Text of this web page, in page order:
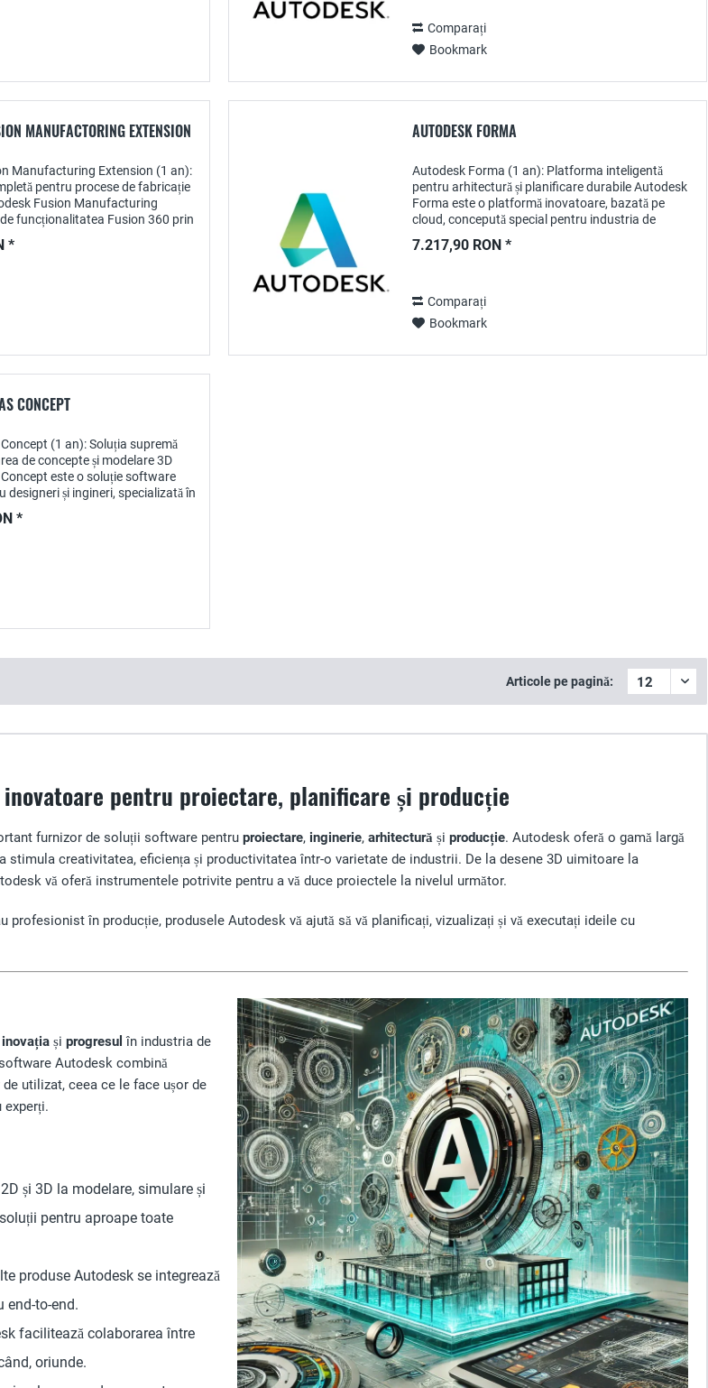
Comparați
Bookmark
MANUFACTORING EXTENSION
Manufacturing Extension (1 an):
pentru procese de fabricație
Fusion Manufacturing
funcționalitatea Fusion 360 prin
*
AUTODESK FORMA
Autodesk Forma (1 an): Platforma inteligentă
pentru arhitectură și planificare durabile Autodesk
Forma este o platformă inovatoare, bazată pe
cloud, concepută special pentru industria de
7.217,90 RON *
Comparați
Bookmark
CONCEPT
(1 an): Soluția supremă
de concepte și modelare 3D
este o soluție software
designeri și ingineri, specializată în
*
Articole pe pagină:
pentru proiectare, planificare și producție
furnizor de soluții software pentru proiectare, inginerie, arhitectură și producție. Autodesk oferă o gamă largă
stimula creativitatea, eficiența și productivitatea într-o varietate de industrii. De la desene 3D uimitoare la
vă oferă instrumentele potrivite pentru a vă duce proiectele la nivelul următor.
profesionist în producție, produsele Autodesk vă ajută să vă planificați, vizualizați și vă executați ideile cu
inovația și progresul în industria de
Autodesk combină
utilizat, ceea ce le face ușor de
experți.
și 3D la modelare, simulare și
pentru aproape toate
produse Autodesk se integrează
end-to-end.
facilitează colaborarea între
oriunde.